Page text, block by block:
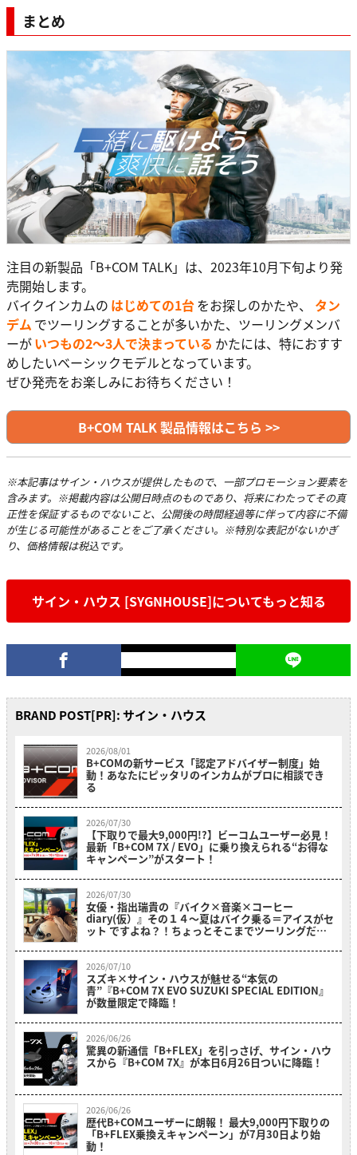
まとめ
注目の新製品「B+COM TALK」は、2023年10月下旬より発
売開始します。
バイクインカムの はじめての1台をお探しのかたや、
タン
デム でツーリングすることが多いかた、ツーリングメンバ
ーがいつもの2～3人で決まっている かたには、特におすす
めしたいベーシックモデルとなっています。
ぜひ発売をお楽しみにお待ちください！
B+COM TALK 製品情報はこちら >>
※本記事はサイン・ハウスが提供したもので、一部プロモーション要素を
含みます。※掲載内容は公開日時点のものであり、将来にわたってその真
正性を保証するものでないこと、公開後の時間経過等に伴って内容に不備
が生じる可能性があることをご了承ください。※特別な表記がないかぎ
り、価格情報は税込です。
サイン・ハウス [SYGNHOUSE]についてもっと知る
BRAND POST[PR]: サイン・ハウス
2026/08/01
B+COMの新サービス「認定アドバイザー制度」始
動！あなたにピッタリのインカムがプロに相談でき
る
2026/07/30
【下取りで最大9,000円!?】ビーコムユーザー必見！
最新「B+COM 7X / EVO」に乗り換えられる“お得な
キャンペーン”がスタート！
2026/07/30
女優・指出瑞貴の『バイク×音楽×コーヒー
diary(仮）』その１４〜夏はバイク乗る＝アイスがセ
ット ですよね？！ちょっとそこまでツーリングだ
2026/07/10
スズキ×サイン・ハウスが魅せる“本気の
青”『B+COM 7X EVO SUZUKI SPECIAL EDITION』
が数量限定で降臨！
2026/06/26
驚異の新通信「B+FLEX」を引っさげ、サイン・ハウ
スから『B+COM 7X』が本日6月26日ついに降臨！
2026/06/26
歴代B+COMユーザーに朗報！ 最大9,000円下取りの
「B+FLEX乗換えキャンペーン」が7月30日より始
動！